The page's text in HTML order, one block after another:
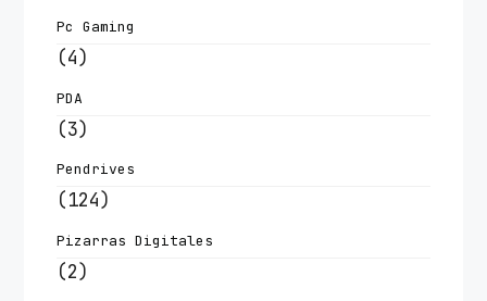
Pc Gaming
(4)
PDA
(3)
Pendrives
(124)
Pizarras Digitales
(2)